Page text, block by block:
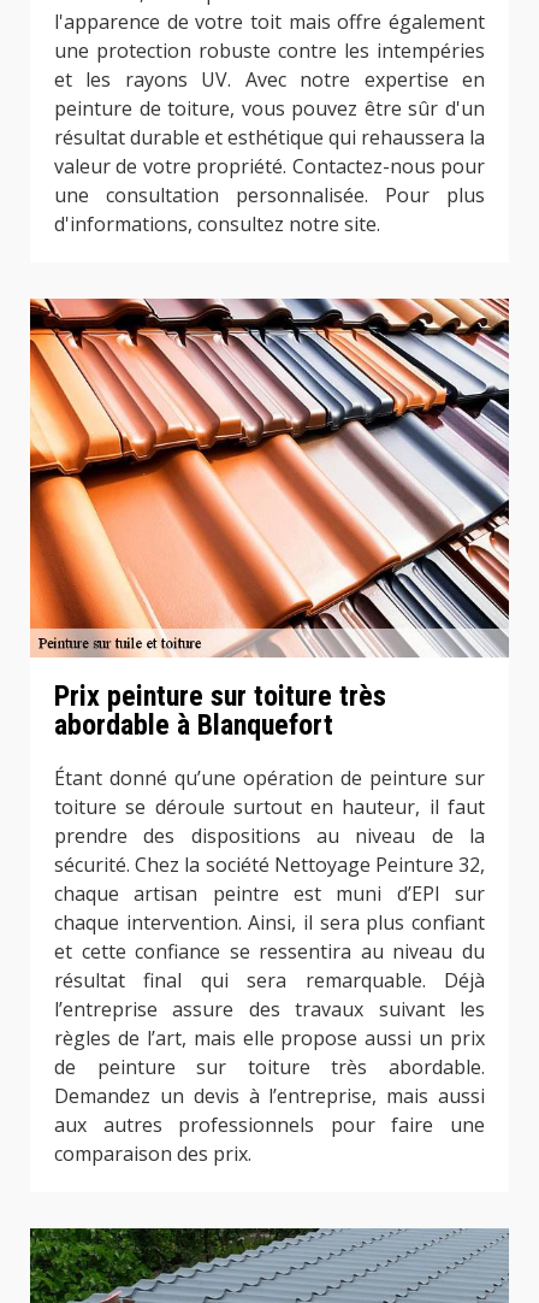
l'apparence de votre toit mais offre également
une protection robuste contre les intempéries
et les rayons UV. Avec notre expertise en
peinture de toiture, vous pouvez être sûr d'un
résultat durable et esthétique qui rehaussera la
valeur de votre propriété. Contactez-nous pour
une consultation personnalisée. Pour plus
d'informations, consultez notre site.
Prix peinture sur toiture très
abordable à Blanquefort
Étant donné qu’une opération de peinture sur
toiture se déroule surtout en hauteur, il faut
prendre des dispositions au niveau de la
sécurité. Chez la société Nettoyage Peinture 32,
chaque artisan peintre est muni d’EPI sur
chaque intervention. Ainsi, il sera plus confiant
et cette confiance se ressentira au niveau du
résultat final qui sera remarquable. Déjà
l’entreprise assure des travaux suivant les
règles de l’art, mais elle propose aussi un prix
de peinture sur toiture très abordable.
Demandez un devis à l’entreprise, mais aussi
aux autres professionnels pour faire une
comparaison des prix.